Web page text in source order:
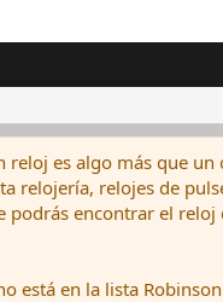
es algo más que
relojería, relojes de
encontrar el
está en la lista